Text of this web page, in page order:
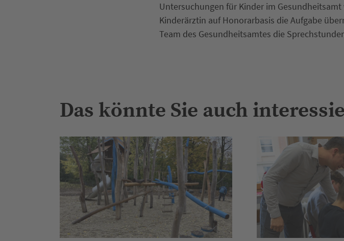
Untersuchungen für Kinder im
Kinderärztin auf Honorarbasis die Aufgabe
Team des Gesundheitsamtes die
Das könnte Sie auch